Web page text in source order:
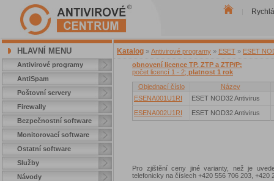
HLAVNÍ MENU
Antivirové programy
AntiSpam
Poštovní servery
Firewally
Bezpečnostní software
Monitorovací software
Ostatní software
Služby
Návody
Katalog » Antivirové programy » ESET » ESET
obnovení licence TP, ZTP a ZTP/P;
počet licencí 1 - 2; platnost 1 rok
Objednací číslo
Název
ESENA001U1RI
ESET NOD32 Antivirus
ESENA002U1RI
ESET NOD32 Antivirus
Pro zjištění ceny jiné varianty, než je
telefonicky na číslech +420 556 706 203, +420